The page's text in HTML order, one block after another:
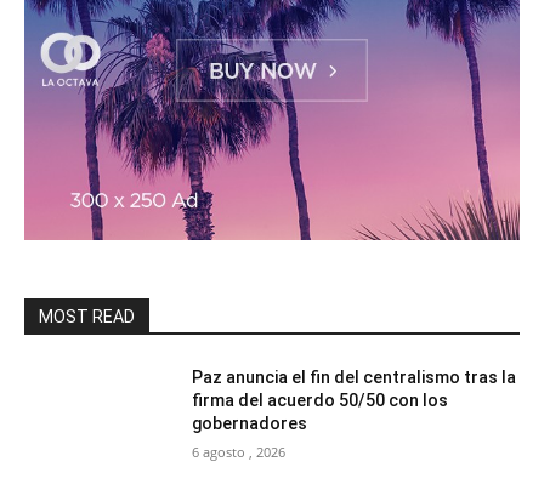
MOST READ
Paz anuncia el fin del centralismo tras la
firma del acuerdo 50/50 con los
gobernadores
6 agosto , 2026